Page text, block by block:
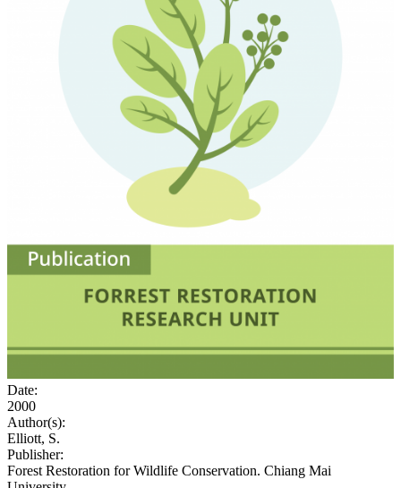
Date:
2000
Author(s):
Elliott, S.
Publisher:
Forest Restoration for Wildlife Conservation. Chiang Mai